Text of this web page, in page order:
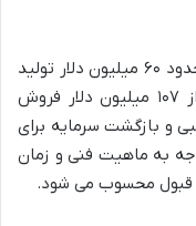
از منظر تجاری، «پارانورمن» با بودجه ای حدود ۶۰ میلیون دلار تولید
شد و موفق شد در گیشه جهانی بیش از ۱۰۷ میلیون دلار فروش
و بازگشت سرمایه برای
به ماهیت فنی و زمان
قبول محسوب می شود.